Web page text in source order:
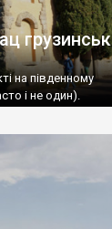
на південному
і не один).